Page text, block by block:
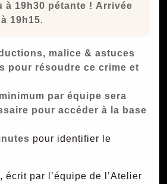
à 19h30 pétante ! Arrivée
19h15.
malice & astuces
pour résoudre ce crime et
par équipe sera
pour accéder à la base
pour identifier le
écrit par l’équipe de l’Atelier